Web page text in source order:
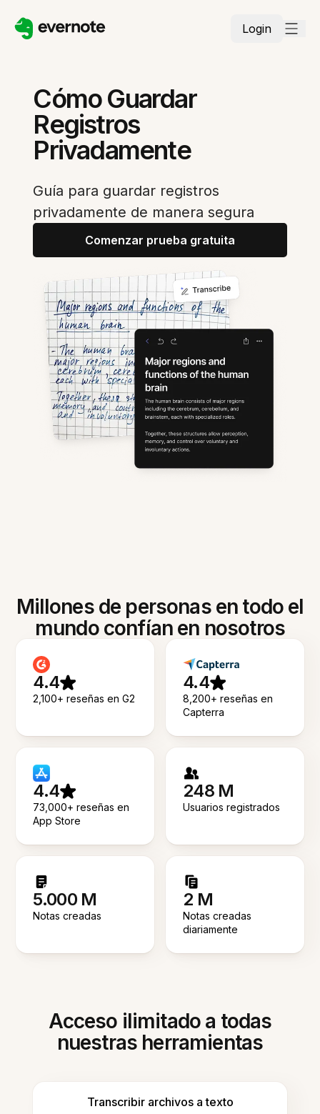
Login
Cómo Guardar
Registros
Privadamente
Guía para guardar registros
privadamente de manera segura
Comenzar prueba gratuita
Millones de personas en todo el
mundo confían en nosotros
4.4
2,100+ reseñas en G2
4.4
8,200+ reseñas en
Capterra
4.4
73,000+ reseñas en
App Store
248 M
Usuarios registrados
5.000 M
Notas creadas
2 M
Notas creadas
diariamente
Acceso ilimitado a todas
nuestras herramientas
Transcribir archivos a texto